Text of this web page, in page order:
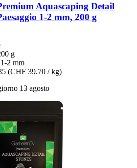
Aquascaping Detail
1-​2 mm, 200 g
g
2 mm
(CHF 39.70 / kg)
13 agosto